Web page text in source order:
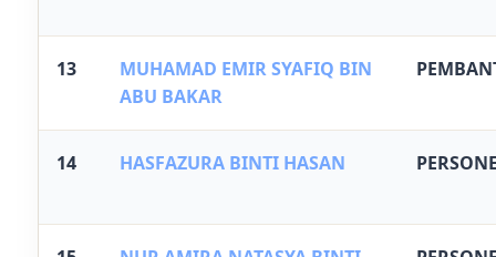
13
MUHAMAD EMIR SYAFIQ BIN
ABU BAKAR
14 HASFAZURA BINTI HASAN